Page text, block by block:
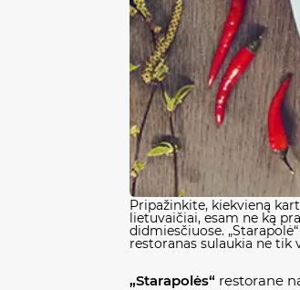
Pripažinkite, kiekvieną
lietuvaičiai, esam ne ką
didmiesčiuose. „Starapolė“
restoranas sulaukia ne
„Starapolės“ restorane